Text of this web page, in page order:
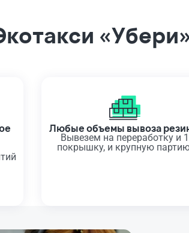
Любые объемы вывоза
Вывезем на переработку и 1
покрышку, и крупную